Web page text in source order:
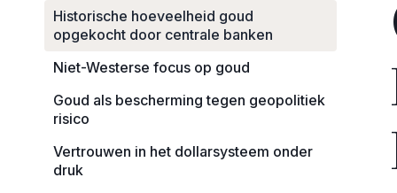
Historische hoeveelheid goud
opgekocht door centrale banken
Niet-Westerse focus op goud
Goud als bescherming tegen geopolitiek
risico
Vertrouwen in het dollarsysteem onder
druk